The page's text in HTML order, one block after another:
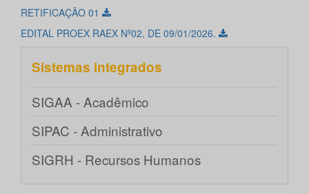
RETIFICAÇÃO 01
EDITAL PROEX RAEX Nº02, DE 09/01/2026.
Sistemas integrados
SIGAA - Acadêmico
SIPAC - Administrativo
SIGRH - Recursos Humanos